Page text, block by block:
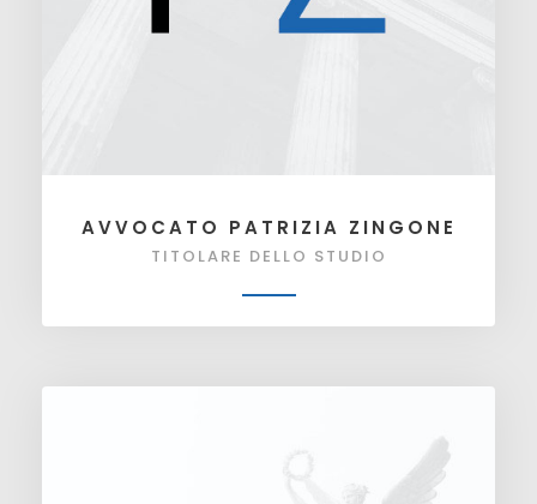
AVVOCATO PATRIZIA ZINGONE
TITOLARE DELLO STUDIO